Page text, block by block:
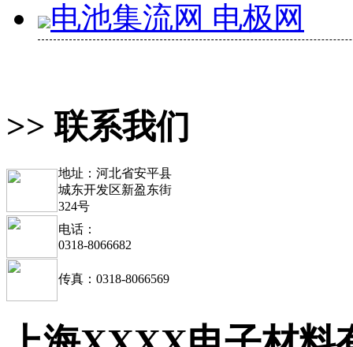
电池集流网 电极网
>> 联系我们
地址：河北省安平县
城东开发区新盈东街
324号
电话：
0318-8066682
传真：0318-8066569